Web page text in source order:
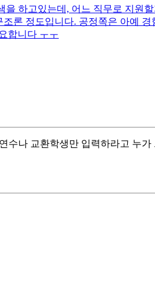
하고있는데, 어느 직무로 지원
론 정도입니다. 공정쪽은 아예
합니다 ㅜㅜ
나 교환학생만 입력하라고 누